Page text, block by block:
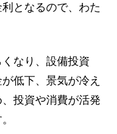
となるので、わた
なり、設備投資
低下、景気が冷え
投資や消費が活発